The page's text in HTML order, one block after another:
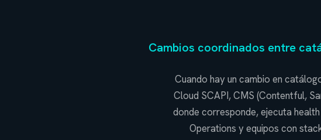
Cambios coordinados entre
Cuando hay un cambio en
Cloud SCAPI, CMS (Contentful,
donde corresponde, ejecuta
Operations y equipos con